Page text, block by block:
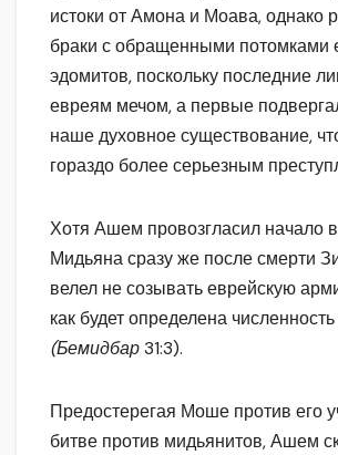
истоки от Амона и Моава, однако
браки с обращенными потомками
эдомитов, поскольку последние
евреям мечом, а первые
наше духовное существование,
гораздо более серьезным
Хотя Ашем провозгласил начало
Мидьяна сразу же после смерти
велел не созывать еврейскую
как будет определена
(Бемидбар31:3).
Предостерегая Моше против его
битве против мидьянитов, Ашем